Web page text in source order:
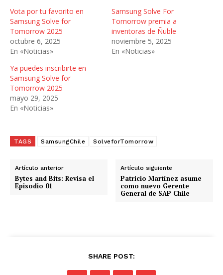
n
d
o
.
.
.
Vota por tu favorito en
Samsung Solve for
Tomorrow 2025
octubre 6, 2025
En «Noticias»
Samsung Solve For
Tomorrow premia a
inventoras de Ñuble
noviembre 5, 2025
En «Noticias»
Ya puedes inscribirte en
Samsung Solve for
Tomorrow 2025
mayo 29, 2025
En «Noticias»
TAGS SamsungChile SolveforTomorrow
Artículo anterior
Bytes and Bits: Revisa el
Episodio 01
Artículo siguiente
Patricio Martínez asume
como nuevo Gerente
General de SAP Chile
SHARE POST: